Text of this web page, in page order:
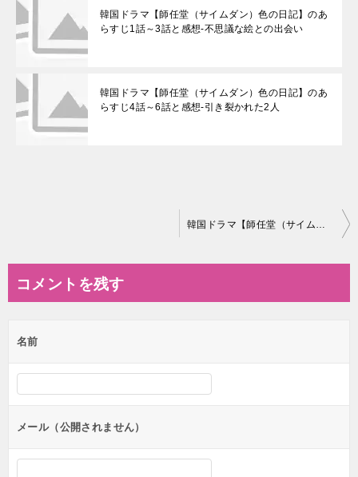
韓国ドラマ【師任堂（サイムダン）色の日記】のあ
らすじ1話～3話と感想-不思議な絵との出会い
韓国ドラマ【師任堂（サイムダン）色の日記】のあ
らすじ4話～6話と感想-引き裂かれた2人
ビ
ー
シ
ョ
ン
コメントを残す
名前
メール（公開されません）